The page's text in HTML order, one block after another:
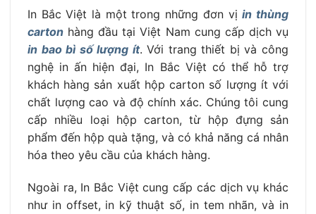
In Bắc Việt là một trong những đơn vịin thùng
carton hàng đầu tại Việt Nam cung cấp dịch vụ
in bao bì số lượng ít. Với trang thiết bị và công
nghệ in ấn hiện đại, In Bắc Việt có thể hỗ trợ
khách hàng sản xuất hộp carton số lượng ít với
chất lượng cao và độ chính xác. Chúng tôi cung
cấp nhiều loại hộp carton, từ hộp đựng sản
phẩm đến hộp quà tặng, và có khả năng cá nhân
hóa theo yêu cầu của khách hàng.
Ngoài ra, In Bắc Việt cung cấp các dịch vụ khác
như in offset, in kỹ thuật số, in tem nhãn, và in